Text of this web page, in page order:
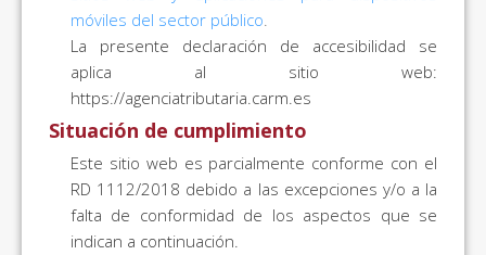
móviles del sector público.
La presente declaración de accesibilidad se
aplica al sitio web:
https://agenciatributaria.carm.es
Situación de cumplimiento
Este sitio web es parcialmente conforme con el
RD 1112/2018 debido a las excepciones y/o a la
falta de conformidad de los aspectos que se
indican a continuación.